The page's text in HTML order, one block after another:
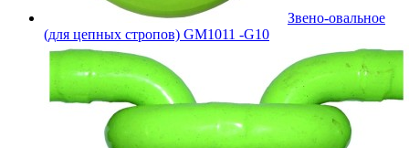
Звено-овальное
(для цепных стропов) GM1011 -G10